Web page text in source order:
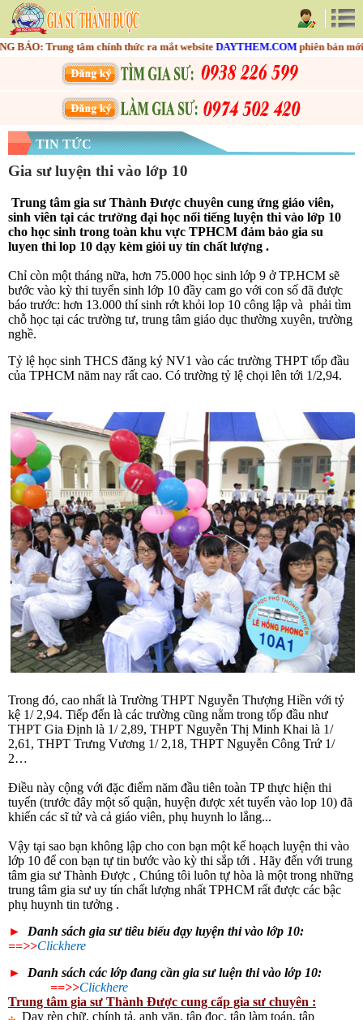
BÁO: Trung tâm chính thức ra mắt websiteDAYTHEM.COMphiên bản mới
TIN TỨC
Gia sư luyện thi vào lớp 10
Trung tâm gia sư Thành Được chuyên cung ứng giáo viên,
sinh viên tại các trường đại học nổi tiếng luyện thi vào lớp 10
cho học sinh trong toàn khu vực TPHCM đảm bảo gia su
luyen thi lop 10 dạy kèm giỏi uy tín chất lượng .
Chỉ còn một tháng nữa, hơn 75.000 học sinh lớp 9 ở TP.HCM sẽ
bước vào kỳ thi tuyển sinh lớp 10 đầy cam go với con số đã được
báo trước: hơn 13.000 thí sinh rớt khỏi lop 10 công lập và phải tìm
chỗ học tại các trường tư, trung tâm giáo dục thường xuyên, trường
nghề.
Tỷ lệ học sinh THCS đăng ký NV1 vào các trường THPT tốp đầu
của TPHCM năm nay rất cao. Có trường tỷ lệ chọi lên tới 1/2,94.
Trong đó, cao nhất là Trường THPT Nguyễn Thượng Hiền với tỷ
kệ 1/ 2,94. Tiếp đến là các trường cũng nằm trong tốp đầu như
THPT Gia Định là 1/ 2,89, THPT Nguyễn Thị Minh Khai là 1/
2,61, THPT Trưng Vương 1/ 2,18, THPT Nguyễn Công Trứ 1/
2…
Điều này cộng với đặc điểm năm đầu tiên toàn TP thực hiện thi
tuyển (trước đây một số quận, huyện được xét tuyển vào lop 10) đã
khiến các sĩ tử và cả giáo viên, phụ huynh lo lắng...
Vậy tại sao bạn không lập cho con bạn một kế hoạch luyện thi vào
lớp 10 để con bạn tự tin bước vào kỳ thi sắp tới . Hãy đến với trung
tâm gia sư Thành Được , Chúng tôi luôn tự hòa là một trong những
trung tâm gia sư uy tín chất lượng nhất TPHCM rất được các bậc
phụ huynh tin tưởng .
►
Danh sách gia sư tiêu biểu dạy luyện thi vào lớp 10:
==>>Clickhere
►
Danh sách các lớp đang cần gia sưluện thi vào lớp 10:
==>>Clickhere
Trung tâm gia sư Thành Được cung cấp gia sư chuyên :
Dạy rèn chữ, chính tả, anh văn, tập đọc, tập làm toán, tập